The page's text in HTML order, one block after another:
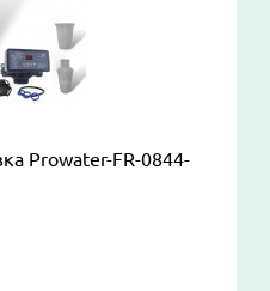
Prowater-FR-0844-